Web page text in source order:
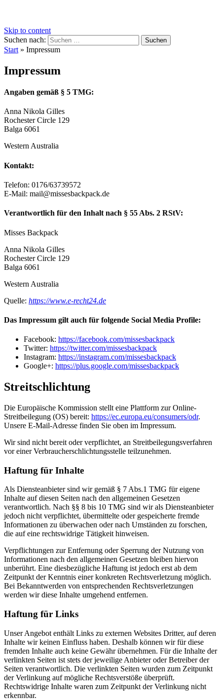
Skip to content
Suchen nach:
Start » Impressum
Impressum
Angaben gemäß § 5 TMG:
Anna Nikola Gilles
Rochester Circle 129
Balga 6061
Western Australia
Kontakt:
Telefon: 0176/63739572
E-Mail: mail@missesbackpack.de
Verantwortlich für den Inhalt nach § 55 Abs. 2 RStV:
Misses Backpack
Anna Nikola Gilles
Rochester Circle 129
Balga 6061
Western Australia
Quelle: https://www.e-recht24.de
Das Impressum gilt auch für folgende Social Media Profile:
Facebook: https://facebook.com/missesbackpack
Twitter: https://twitter.com/missesbackpack
Instagram: https://instagram.com/missesbackpack
Google+: https://plus.google.com/missesbackpack
Streitschlichtung
Die Europäische Kommission stellt eine Plattform zur Online-
Streitbeilegung (OS) bereit: https://ec.europa.eu/consumers/odr.
Unsere E-Mail-Adresse finden Sie oben im Impressum.
Wir sind nicht bereit oder verpflichtet, an Streitbeilegungsverfahren
vor einer Verbraucherschlichtungsstelle teilzunehmen.
Haftung für Inhalte
Als Diensteanbieter sind wir gemäß § 7 Abs.1 TMG für eigene
Inhalte auf diesen Seiten nach den allgemeinen Gesetzen
verantwortlich. Nach §§ 8 bis 10 TMG sind wir als Diensteanbieter
jedoch nicht verpflichtet, übermittelte oder gespeicherte fremde
Informationen zu überwachen oder nach Umständen zu forschen,
die auf eine rechtswidrige Tätigkeit hinweisen.
Verpflichtungen zur Entfernung oder Sperrung der Nutzung von
Informationen nach den allgemeinen Gesetzen bleiben hiervon
unberührt. Eine diesbezügliche Haftung ist jedoch erst ab dem
Zeitpunkt der Kenntnis einer konkreten Rechtsverletzung möglich.
Bei Bekanntwerden von entsprechenden Rechtsverletzungen
werden wir diese Inhalte umgehend entfernen.
Haftung für Links
Unser Angebot enthält Links zu externen Websites Dritter, auf deren
Inhalte wir keinen Einfluss haben. Deshalb können wir für diese
fremden Inhalte auch keine Gewähr übernehmen. Für die Inhalte der
verlinkten Seiten ist stets der jeweilige Anbieter oder Betreiber der
Seiten verantwortlich. Die verlinkten Seiten wurden zum Zeitpunkt
der Verlinkung auf mögliche Rechtsverstöße überprüft.
Rechtswidrige Inhalte waren zum Zeitpunkt der Verlinkung nicht
erkennbar.